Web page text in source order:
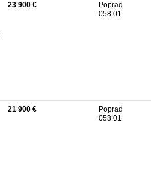
23 900 €
Poprad
058 01
21 900 €
Poprad
058 01